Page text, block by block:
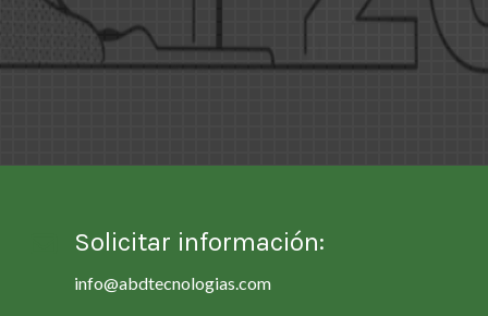
Solicitar información:
info@abdtecnologias.com